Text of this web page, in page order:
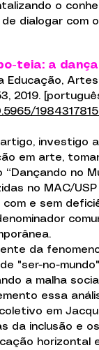
o
de dialogar com
teia: a
Educação, Artes
2019.
investigo
em arte,
“Dançando no
no MAC/
com e sem
da
"ser-no-
a malha
essa
em
da inclusão e
horizontal